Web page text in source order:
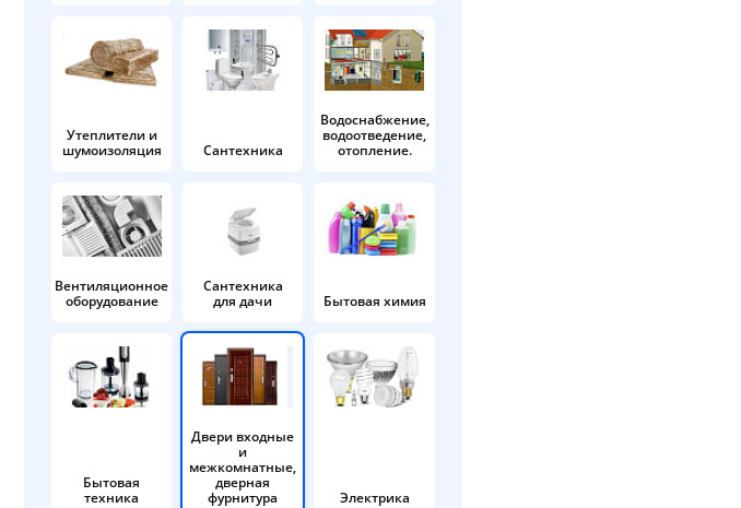
Утеплители и
шумоизоляция
Сантехника
Водоснабжение,
водоотведение,
отопление.
Вентиляционное
оборудование
Сантехника
для дачи
Бытовая химия
Бытовая
техника
Двери входные
и
межкомнатные,
дверная
фурнитура
Электрика